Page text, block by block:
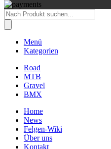
Products
search
Menü
Kategorien
Road
MTB
Gravel
BMX
Home
News
Felgen-Wiki
Über uns
Kontakt